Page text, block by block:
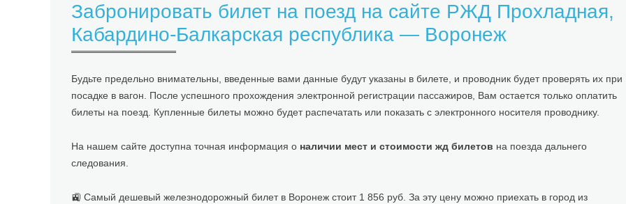
Забронировать билет на поезд на сайте РЖД Прохладная,
Кабардино-Балкарская республика — Воронеж
Будьте предельно внимательны, введенные вами данные будут указаны в билете, и проводник будет проверять их при
посадке в вагон. После успешного прохождения электронной регистрации пассажиров, Вам остается только оплатить
билеты на поезд. Купленные билеты можно будет распечатать или показать с электронного носителя проводнику.
На нашем сайте доступна точная информация о наличии мест и стоимости жд билетов на поезда дальнего
следования.
🚉 Самый дешевый железнодорожный билет в Воронеж стоит 1 856 руб. За эту цену можно приехать в город из